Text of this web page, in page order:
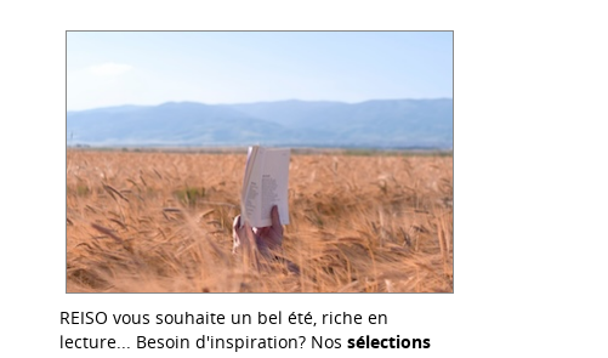
REISO vous souhaite un bel été, riche en
lecture... Besoin d'inspiration? Nos sélections